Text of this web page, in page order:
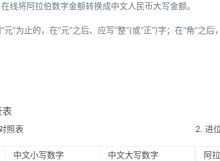
线将阿拉伯数字金额转换成中文人民币大写金额。
”为止的，在“元”之后、应写“整”(或“正”)字；在“角”之
照表
中文小写数字
中文大写数字
2. 进
阿